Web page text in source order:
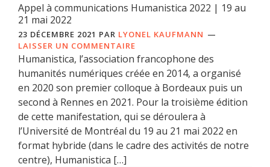
Appel à communications Humanistica 2022 | 19 au
21 mai 2022
23 DÉCEMBRE 2021 PAR LYONEL KAUFMANN
LAISSER UN COMMENTAIRE
Humanistica, l’association francophone des
humanités numériques créée en 2014, a organisé
en 2020 son premier colloque à Bordeaux puis un
second à Rennes en 2021. Pour la troisième édition
de cette manifestation, qui se déroulera à
l’Université de Montréal du 19 au 21 mai 2022 en
format hybride (dans le cadre des activités de notre
centre), Humanistica […]